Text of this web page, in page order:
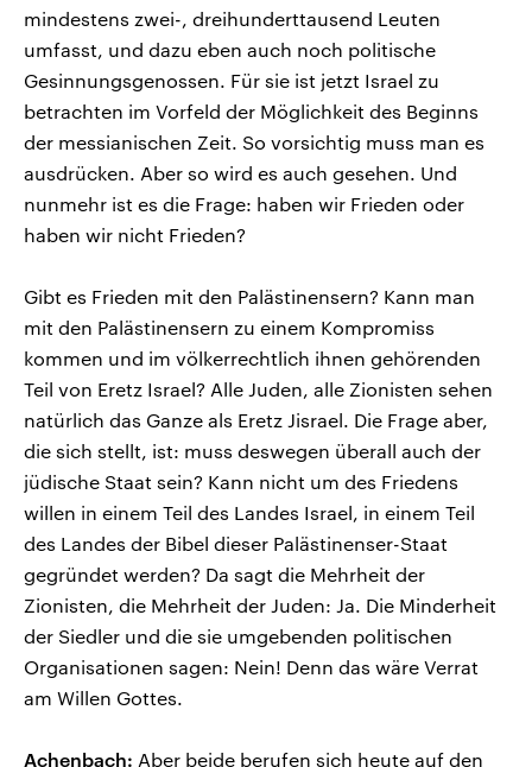
mindestens zwei-, dreihunderttausend Leuten
umfasst, und dazu eben auch noch politische
Gesinnungsgenossen. Für sie ist jetzt Israel zu
betrachten im Vorfeld der Möglichkeit des Beginns
der messianischen Zeit. So vorsichtig muss man es
ausdrücken. Aber so wird es auch gesehen. Und
nunmehr ist es die Frage: haben wir Frieden oder
haben wir nicht Frieden?
Gibt es Frieden mit den Palästinensern? Kann man
mit den Palästinensern zu einem Kompromiss
kommen und im völkerrechtlich ihnen gehörenden
Teil von Eretz Israel? Alle Juden, alle Zionisten sehen
natürlich das Ganze als Eretz Jisrael. Die Frage aber,
die sich stellt, ist: muss deswegen überall auch der
jüdische Staat sein? Kann nicht um des Friedens
willen in einem Teil des Landes Israel, in einem Teil
des Landes der Bibel dieser Palästinenser-Staat
gegründet werden? Da sagt die Mehrheit der
Zionisten, die Mehrheit der Juden: Ja. Die Minderheit
der Siedler und die sie umgebenden politischen
Organisationen sagen: Nein! Denn das wäre Verrat
am Willen Gottes.
Achenbach: Aber beide berufen sich heute auf den